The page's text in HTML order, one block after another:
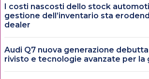
I costi nascosti dello stock
gestione dell’inventario sta
dealer
Audi Q7 nuova generazione
rivisto e tecnologie avanzate per la